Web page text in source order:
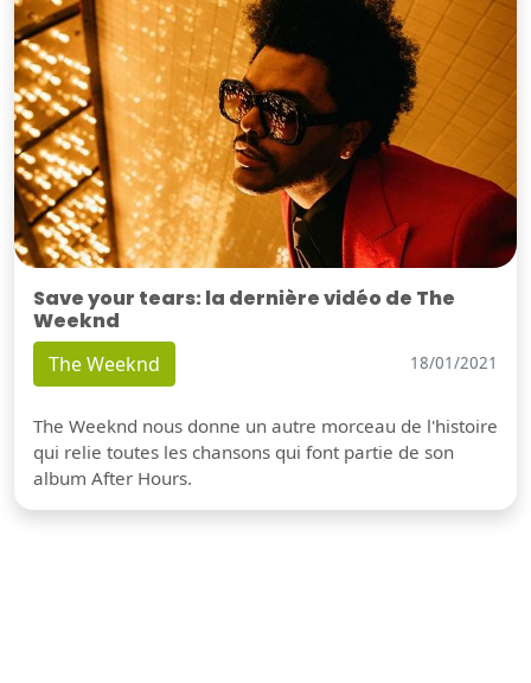
Save your tears: la dernière vidéo de The
Weeknd
The Weeknd 18/01/2021
The Weeknd nous donne un autre morceau de l'histoire
qui relie toutes les chansons qui font partie de son
album After Hours.